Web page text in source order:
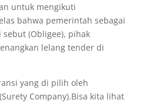
untuk mengikuti
bahwa pemerintah sebagai
(Obligee), pihak
lelang tender di
yang di pilih oleh
Company).Bisa kita lihat